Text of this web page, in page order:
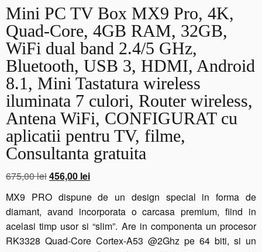
Mini PC TV Box MX9 Pro, 4K,
Quad-Core, 4GB RAM, 32GB,
WiFi dual band 2.4/5 GHz,
Bluetooth, USB 3, HDMI, Android
8.1, Mini Tastatura wireless
iluminata 7 culori, Router wireless,
Antena WiFi, CONFIGURAT cu
aplicatii pentru TV, filme,
Consultanta gratuita
675,00leiPrețul
a
fost:
675,00 lei.
456,00 leiPrețul
este:
456,00 lei.
MX9 PRO dispune de un design special in forma de
diamant, avand incorporata o carcasa premium, fiind in
acelasi timp usor si “slim”. Are in componenta un procesor
RK3328 Quad-Core Cortex-A53 @2Ghz pe 64 biti, si un